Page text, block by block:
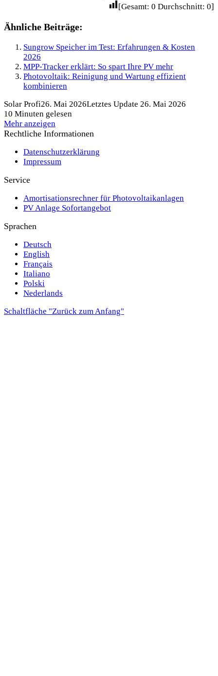
[Gesamt: 0 Durchschnitt: 0]
Ähnliche Beiträge:
Sungrow Speicher im Test: Erfahrungen & Kosten
2026
MPP-Tracker erklärt: So spart Ihre PV mehr
Photovoltaik: Reinigung und Wartung effizient
kombinieren
Solar Profi26. Mai 2026Letztes Update 26. Mai 2026
10 Minuten gelesen
Mehr anzeigen
Rechtliche Informationen
Datenschutzerklärung
Impressum
Service
Amortisationsrechner für Photovoltaikanlagen
PV Anlage Sofortangebot
Sprachen
Deutsch
English
Français
Italiano
Polski
Nederlands
Schaltfläche "Zurück zum Anfang"